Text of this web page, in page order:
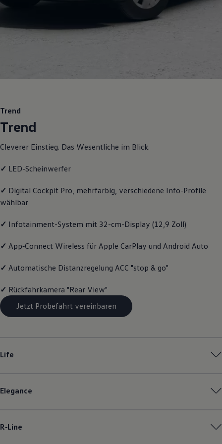
Motorenöl und Flüssigkeiten
Pannen- und Unfallhilfe
Economy Service
Transport
Updates für Software, Karten und Radio
Vorgängermodelle
Volkswagen Kundenbetreuung
Warn- und Kontrollleuchten
Live Beratung
Magazin
Transport
Elektromobilität
Volkswagen R
Volkswagen Kundenbetreuung
Trend
Trend
Cleverer Einstieg. Das Wesentliche im Blick.
✓ LED-Scheinwerfer
✓ Digital Cockpit Pro, mehrfarbig, verschiedene Info-Profile
wählbar
✓ Infotainment-System mit 32-cm-Display (12,9 Zoll)
✓ App‑Connect Wireless für Apple CarPlay und Android Auto
✓ Automatische Distanzregelung ACC "stop & go"
✓ Rückfahrkamera "Rear View"
Jetzt Probefahrt vereinbaren
Life
Elegance
R‑Line